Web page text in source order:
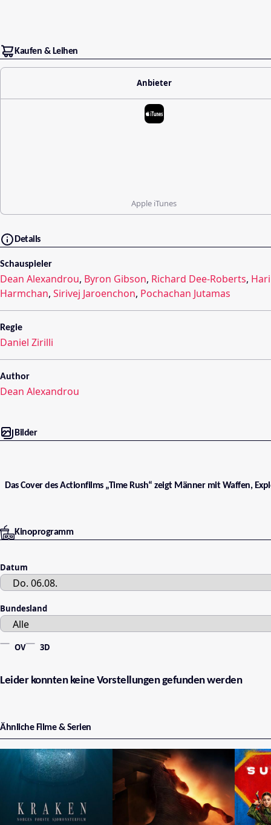
Kaufen & Leihen
Anbieter
Apple iTunes
Details
Schauspieler
Dean Alexandrou, Byron Gibson, Richard Dee-Roberts,
Harmchan, Sirivej Jaroenchon, Pochachan Jutamas
Regie
Daniel Zirilli
Author
Dean Alexandrou
Bilder
Das Cover des Actionfilms „Time Rush“ zeigt Männer mit Waffen,
Kinoprogramm
Datum
Bundesland
OV 3D
Leider konnten keine Vorstellungen gefunden werden
Ähnliche Filme & Serien